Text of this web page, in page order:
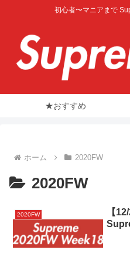
初心者〜マニアまで
★おすすめ
ホーム 2020FW
2020FW
2020FW
【